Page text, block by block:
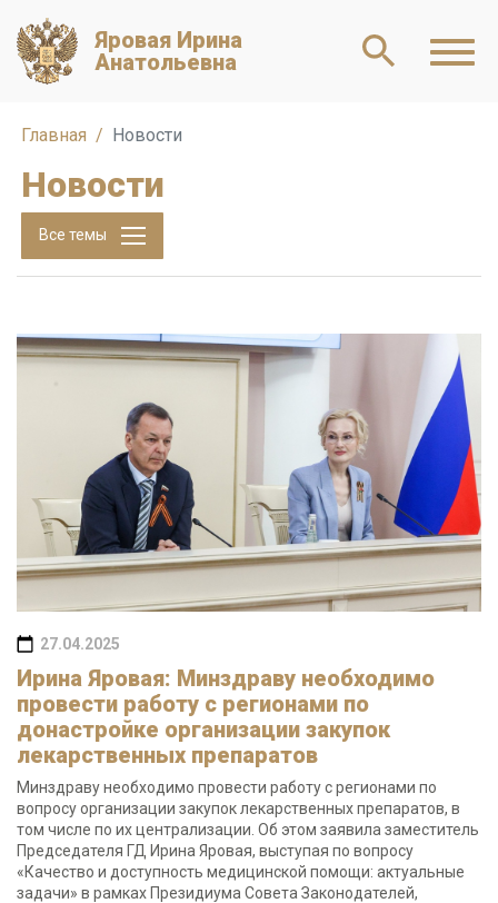
Яровая Ирина
Анатольевна
Главная Новости
Новости
Все темы
27.04.2025
Ирина Яровая: Минздраву необходимо
провести работу с регионами по
донастройке организации закупок
лекарственных препаратов
Минздраву необходимо провести работу с регионами по
вопросу организации закупок лекарственных препаратов, в
том числе по их централизации. Об этом заявила заместитель
Председателя ГД Ирина Яровая, выступая по вопросу
«Качество и доступность медицинской помощи: актуальные
задачи» в рамках Президиума Совета Законодателей,